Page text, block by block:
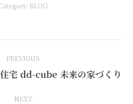
BLOG
PREVIOUS
Previous
宅 dd-cube 未来の家づくり
NEXT